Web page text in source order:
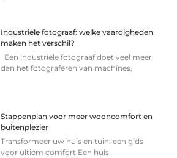
Industriële fotograaf: welke vaardigheden
maken het verschil?
Een industriële fotograaf doet veel meer
dan het fotograferen van machines,
Stappenplan voor meer wooncomfort en
buitenplezier
Transformeer uw huis en tuin: een gids
voor ultiem comfort Een huis